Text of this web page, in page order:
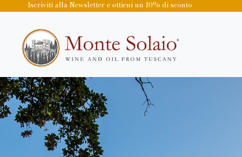
Iscriviti alla Newsletter e ottieni un 10% di sconto